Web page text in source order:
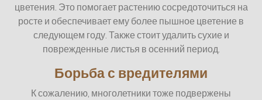
цветения. Это помогает растению сосредоточиться на
росте и обеспечивает ему более пышное цветение в
следующем году. Также стоит удалить сухие и
поврежденные листья в осенний период.
Борьба с вредителями
К сожалению, многолетники тоже подвержены